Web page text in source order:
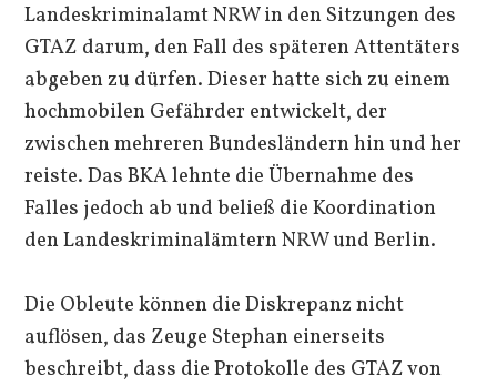
Landeskriminalamt NRW in den Sitzungen des
GTAZ darum, den Fall des späteren Attentäters
abgeben zu dürfen. Dieser hatte sich zu einem
hochmobilen Gefährder entwickelt, der
zwischen mehreren Bundesländern hin und her
reiste. Das BKA lehnte die Übernahme des
Falles jedoch ab und beließ die Koordination
den Landeskriminalämtern NRW und Berlin.
Die Obleute können die Diskrepanz nicht
auflösen, das Zeuge Stephan einerseits
beschreibt, dass die Protokolle des GTAZ von